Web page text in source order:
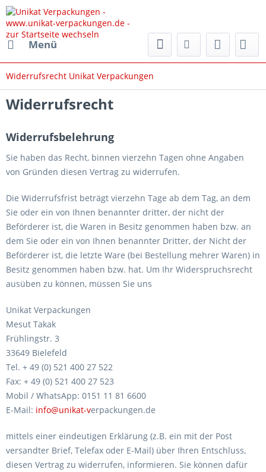
Menü
Widerrufsrecht Unikat Verpackungen
Widerrufsrecht
Widerrufsbelehrung
Sie haben das Recht, binnen vierzehn Tagen ohne Angaben
von Gründen diesen Vertrag zu widerrufen.
Die Widerrufsfrist beträgt vierzehn Tage ab dem Tag, an dem
Sie oder ein von Ihnen benannter dritter, der nicht der
Beförderer ist, die Waren in Besitz genommen haben bzw. an
dem Sie oder ein von Ihnen benannter Dritter, der Nicht der
Beförderer ist, die letzte Ware (bei Bestellung mehrer Waren) in
Besitz genommen haben bzw. hat. Um Ihr Widerspruchsrecht
ausüben zu können, müssen Sie uns
Unikat Verpackungen
Mesut Takak
Frühlingstr. 3
33649 Bielefeld
Tel. + 49 (0) 521 400 27 522
Fax: + 49 (0) 521 400 27 523
Mobil / WhatsApp: 0151 11 81 6600
E-Mail: info@unikat-verpackungen.de
mittels einer eindeutigen Erklärung (z.B. ein mit der Post
versandter Brief, Telefax oder E-Mail) über Ihren Entschluss,
diesen Vertrag zu widerrufen, informieren. Sie können dafür